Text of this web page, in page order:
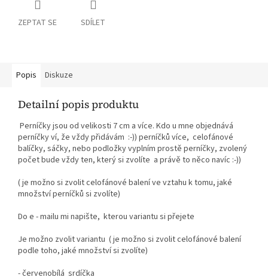
ZEPTAT SE SDÍLET
Popis Diskuze
Detailní popis produktu
Perníčky jsou od velikosti 7 cm a více. Kdo u mne objednává
perníčky ví, že vždy přidávám :-)) perníčků více, celofánové
balíčky, sáčky, nebo podložky vyplním prostě perníčky, zvolený
počet bude vždy ten, který si zvolíte a právě to něco navíc :-))
( je možno si zvolit celofánové balení ve vztahu k tomu, jaké
množství perníčků si zvolíte)
Do e - mailu mi napište, kterou variantu si přejete
Je možno zvolit variantu ( je možno si zvolit celofánové balení
podle toho, jaké množství si zvolíte)
- červenobílá srdíčka